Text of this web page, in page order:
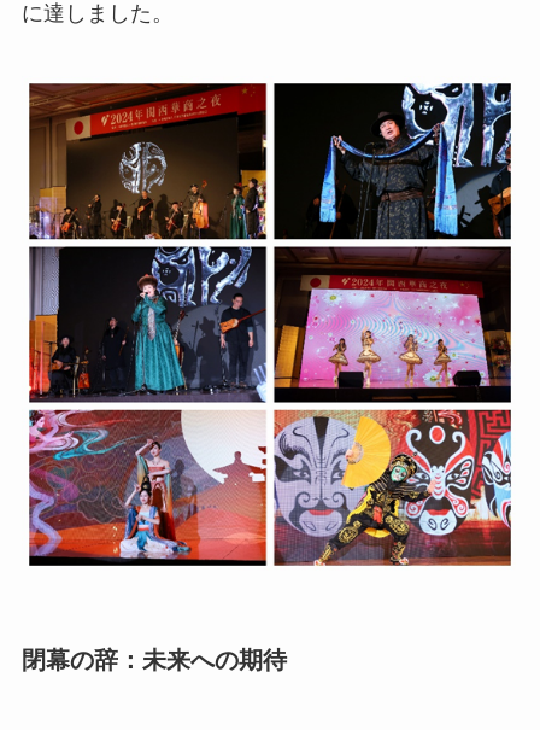
に達しました。
閉幕の辞：未来への期待